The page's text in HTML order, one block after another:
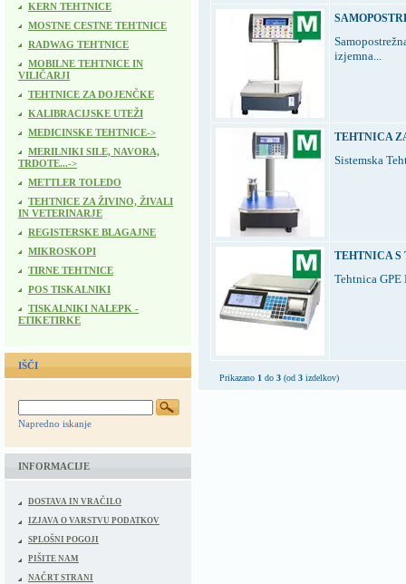
KERN TEHTNICE
MOSTNE CESTNE TEHTNICE
RADWAG TEHTNICE
MOBILNE TEHTNICE IN
VILIČARJI
TEHTNICE ZA DOJENČKE
KALIBRACIJSKE UTEŽI
MEDICINSKE TEHTNICE->
MERILNIKI SILE, NAVORA,
TRDOTE...->
METTLER TOLEDO
TEHTNICE ZA ŽIVINO, ŽIVALI
IN VETERINARJE
REGISTERSKE BLAGAJNE
MIKROSKOPI
TIRNE TEHTNICE
POS TISKALNIKI
TISKALNIKI NALEPK -
ETIKETIRKE
IŠČI
Napredno iskanje
INFORMACIJE
DOSTAVA IN VRAČILO
IZJAVA O VARSTVU PODATKOV
SPLOŠNI POGOJI
PIŠITE NAM
NAČRT STRANI
izjemna...
TEHTNICA
Sistemska
TEHTNICA S
Tehtnica
Prikazano 1 do 3 (od 3 izdelkov)